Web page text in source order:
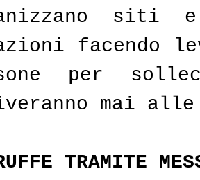
facendo
per
mai
TRAMITE